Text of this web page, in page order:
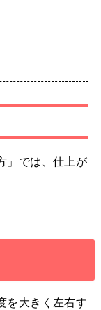
」では、仕上が
を大きく左右す